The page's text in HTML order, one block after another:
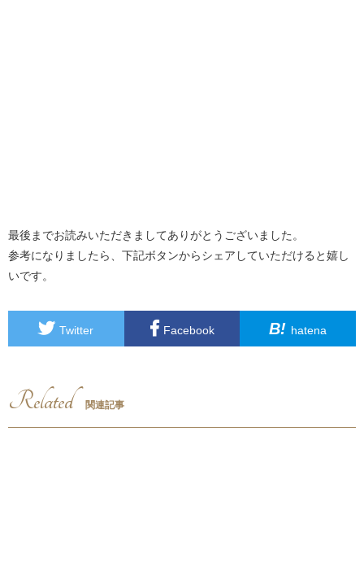
最後までお読みいただきましてありがとうございました。
参考になりましたら、下記ボタンからシェアしていただけると嬉し
いです。
Twitter Facebook B! hatena
Related 関連記事